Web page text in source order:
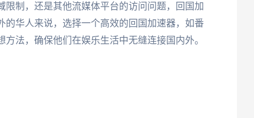
制，还是其他流媒体平台的访问问题，回国加
华人来说，选择一个高效的回国加速器，如番
法，确保他们在娱乐生活中无缝连接国内外。